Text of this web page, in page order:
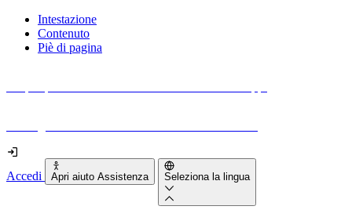
Intestazione
Contenuto
Piè di pagina
Accedi Apri aiuto Assistenza Seleziona la lingua